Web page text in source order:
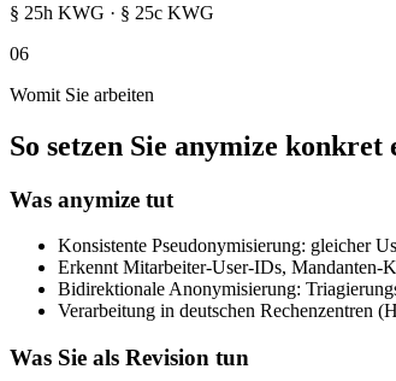
§ 25h KWG · § 25c KWG
06
Womit Sie arbeiten
So setzen Sie anymize konkret
Was anymize tut
Konsistente Pseudonymisierung: gleicher
Erkennt Mitarbeiter-User-IDs, Mandanten-
Bidirektionale Anonymisierung:
Verarbeitung in deutschen
Was Sie als Revision tun